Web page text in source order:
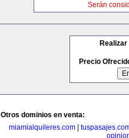
Serán
Precio
Otros dominios en venta:
miamialquileres.com